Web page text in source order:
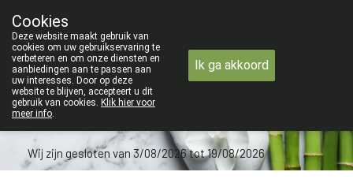
09 228 32 36
Wij zijn gesloten van 3/08/2026 tot 19/08/2026
Cookies
Deze website maakt gebruik van
cookies om uw gebruikservaring te
verbeteren en om onze diensten en
aanbiedingen aan te passen aan
uw interesses. Door op deze
website te blijven, accepteert u dit
gebruik van cookies. Klik hier voor
meer info.
Ik ga akkoord